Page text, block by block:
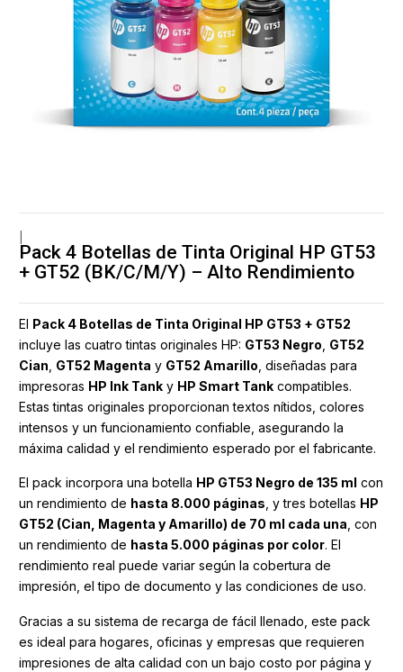
Pack 4 Botellas de Tinta Original HP GT53
+ GT52 (BK/C/M/Y) – Alto Rendimiento
El Pack 4 Botellas de Tinta Original HP GT53 + GT52
incluye las cuatro tintas originales HP: GT53 Negro GT52
Cian GT52 Magenta y GT52 Amarillo , diseñadas para
impresoras HP Ink Tank y HP Smart Tank compatibles.
Estas tintas originales proporcionan textos nítidos, colores
intensos y un funcionamiento confiable, asegurando la
máxima calidad y el rendimiento esperado por el fabricante.
El pack incorpora una botella HP GT53 Negro de 135 ml con
un rendimiento de hasta 8.000 páginas , y tres botellas HP
GT52 (Cian, Magenta y Amarillo) de 70 ml cada una , con
un rendimiento de hasta 5.000 páginas por color. El
rendimiento real puede variar según la cobertura de
impresión, el tipo de documento y las condiciones de uso.
Gracias a su sistema de recarga de fácil llenado, este pack
es ideal para hogares, oficinas y empresas que requieren
impresiones de alta calidad con un bajo costo por página y